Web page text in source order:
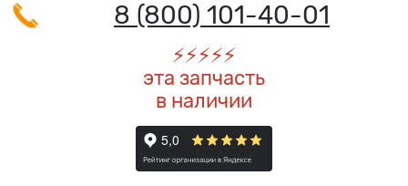
8 (800) 101-40-01
⚡️⚡️⚡️⚡️⚡️
эта запчасть
в наличии